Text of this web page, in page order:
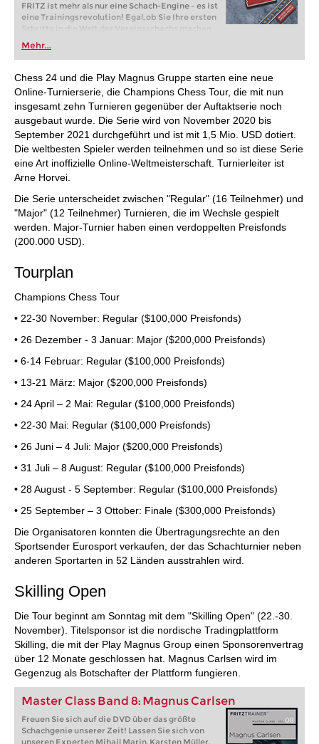
FRITZ ist mehr als nur eine Schach-Engine – es ist
eine Trainingsrevolution! Egal, ob Sie Ihre ersten
Schritte in die Welt des Vereinsschachs machen
oder bereits auf Turnierniveau spielen: Mit
FRITZ trainieren Sie effizienter, intelligenter und
individueller als je zuvor.
Mehr...
Chess 24 und die Play Magnus Gruppe starten eine neue
Online-Turnierserie, die Champions Chess Tour, die mit nun
insgesamt zehn Turnieren gegenüber der Auftaktserie noch
ausgebaut wurde. Die Serie wird von November 2020 bis
September 2021 durchgeführt und ist mit 1,5 Mio. USD dotiert.
Die weltbesten Spieler werden teilnehmen und so ist diese Serie
eine Art inoffizielle Online-Weltmeisterschaft. Turnierleiter ist
Arne Horvei.
Die Serie unterscheidet zwischen "Regular" (16 Teilnehmer) und
"Major" (12 Teilnehmer) Turnieren, die im Wechsle gespielt
werden. Major-Turnier haben einen verdoppelten Preisfonds
(200.000 USD).
Tourplan
Champions Chess Tour
• 22-30 November: Regular ($100,000 Preisfonds)
• 26 Dezember - 3 Januar: Major ($200,000 Preisfonds)
• 6-14 Februar: Regular ($100,000 Preisfonds)
• 13-21 März: Major ($200,000 Preisfonds)
• 24 April – 2 Mai: Regular ($100,000 Preisfonds)
• 22-30 Mai: Regular ($100,000 Preisfonds)
• 26 Juni – 4 Juli: Major ($200,000 Preisfonds)
• 31 Juli – 8 August: Regular ($100,000 Preisfonds)
• 28 August - 5 September: Regular ($100,000 Preisfonds)
• 25 September – 3 Ottober: Finale ($300,000 Preisfonds)
Die Organisatoren konnten die Übertragungsrechte an den
Sportsender Eurosport verkaufen, der das Schachturnier neben
anderen Sportarten in 52 Länden ausstrahlen wird.
Skilling Open
Die Tour beginnt am Sonntag mit dem "Skilling Open" (22.-30.
November). Titelsponsor ist die nordische Tradingplattform
Skilling, die mit der Play Magnus Group einen Sponsorenvertrag
über 12 Monate geschlossen hat. Magnus Carlsen wird im
Gegenzug als Botschafter der Plattform fungieren.
Master Class Band 8: Magnus Carlsen
Freuen Sie sich auf die DVD über das größte
Schachgenie unserer Zeit! Lassen Sie sich von
unseren Experten Mihail Marin, Karsten Müller,